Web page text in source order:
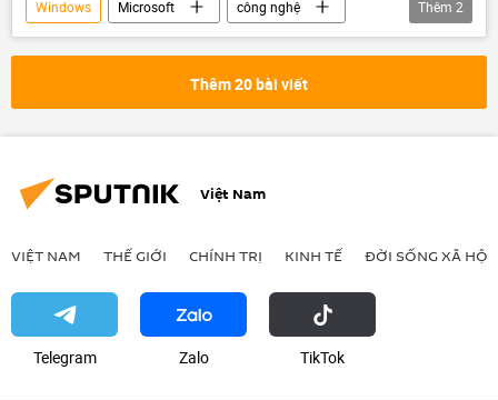
Windows Microsoft
công nghệ
Apple
Qualcomm
Thêm 2
Thêm 20 bài viết
Việt Nam
VIỆT NAM THẾ GIỚI CHÍNH TRỊ KINH TẾ ĐỜI SỐNG XÃ HỘI
Telegram Zalo ТikТоk